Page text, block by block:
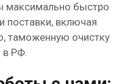
максимально быстро
поставки, включая
таможенную очистку
в РФ.